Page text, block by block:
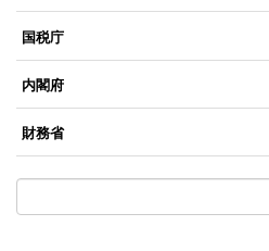
国税庁
内閣府
財務省